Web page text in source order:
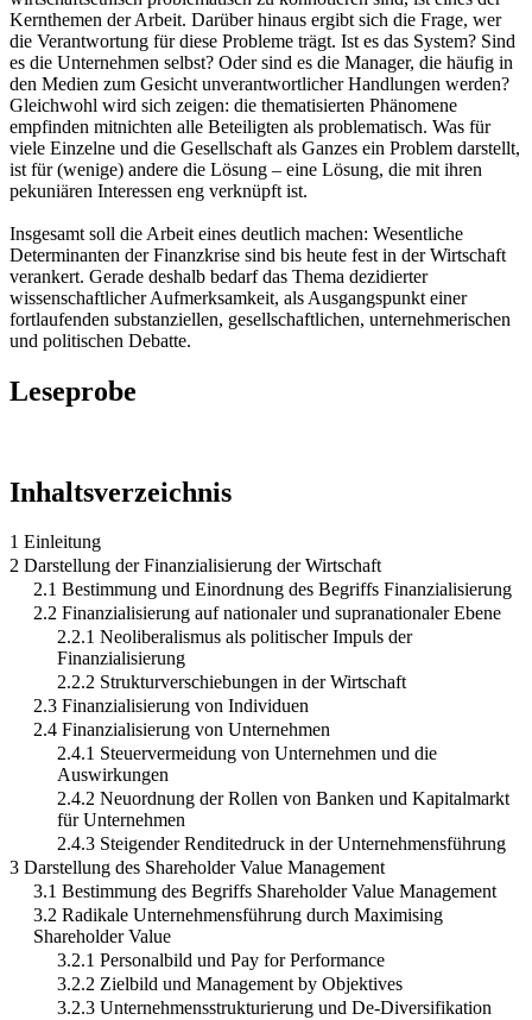
Kernthemen der Arbeit. Darüber hinaus ergibt sich die Frage, wer
die Verantwortung für diese Probleme trägt. Ist es das System? Sind
es die Unternehmen selbst? Oder sind es die Manager, die häufig in
den Medien zum Gesicht unverantwortlicher Handlungen werden?
Gleichwohl wird sich zeigen: die thematisierten Phänomene
empfinden mitnichten alle Beteiligten als problematisch. Was für
viele Einzelne und die Gesellschaft als Ganzes ein Problem darstellt,
ist für (wenige) andere die Lösung – eine Lösung, die mit ihren
pekuniären Interessen eng verknüpft ist.
Insgesamt soll die Arbeit eines deutlich machen: Wesentliche
Determinanten der Finanzkrise sind bis heute fest in der Wirtschaft
verankert. Gerade deshalb bedarf das Thema dezidierter
wissenschaftlicher Aufmerksamkeit, als Ausgangspunkt einer
fortlaufenden substanziellen, gesellschaftlichen, unternehmerischen
und politischen Debatte.
Leseprobe
Inhaltsverzeichnis
1 Einleitung
2 Darstellung der Finanzialisierung der Wirtschaft
2.1 Bestimmung und Einordnung des Begriffs Finanzialisierung
2.2 Finanzialisierung auf nationaler und supranationaler Ebene
2.2.1 Neoliberalismus als politischer Impuls der
Finanzialisierung
2.2.2 Strukturverschiebungen in der Wirtschaft
2.3 Finanzialisierung von Individuen
2.4 Finanzialisierung von Unternehmen
2.4.1 Steuervermeidung von Unternehmen und die
Auswirkungen
2.4.2 Neuordnung der Rollen von Banken und Kapitalmarkt
für Unternehmen
2.4.3 Steigender Renditedruck in der Unternehmensführung
3 Darstellung des Shareholder Value Management
3.1 Bestimmung des Begriffs Shareholder Value Management
3.2 Radikale Unternehmensführung durch Maximising
Shareholder Value
3.2.1 Personalbild und Pay for Performance
3.2.2 Zielbild und Management by Objektives
3.2.3 Unternehmensstrukturierung und De-Diversifikation